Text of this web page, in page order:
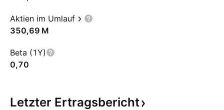
Aktien im Umlauf
‪350,69 M‬
Beta (1Y)
0,70
Letzter Ertragsbericht